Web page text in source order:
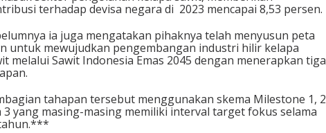
terhadap devisa negara di 2023 mencapai 8,53 persen.
ia juga mengatakan pihaknya telah menyusun peta
untuk mewujudkan pengembangan industri hilir kelapa
melalui Sawit Indonesia Emas 2045 dengan menerapkan tiga
tahapan tersebut menggunakan skema Milestone 1, 2
3 yang masing-masing memiliki interval target fokus selama